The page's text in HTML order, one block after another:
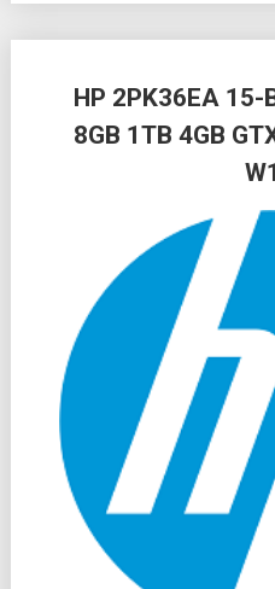
HP 2PK36EA
8GB 1TB 4GB